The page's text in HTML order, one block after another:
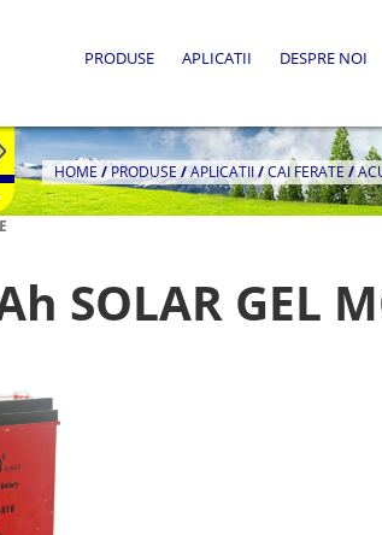
PRODUSE APLICATII DESPRE NOI
HOME/PRODUSE /APLICATII/CAI FERATE/
SOLAR GEL